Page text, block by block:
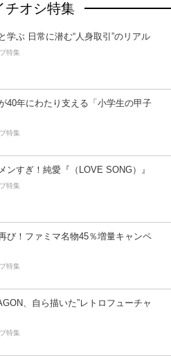
チオシ特集
学ぶ 日常に潜む“人身取引”のリアル
特集
40年にわたり支える「小学生の甲子
特集
ンすぎ！純愛『（LOVE SONG）』
特集
び！ファミマ名物45％増量キャンペ
特集
、自ら描いた”レトロフューチャ
特集